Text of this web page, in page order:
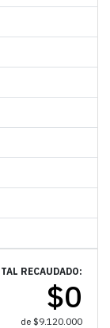
RECAUDADO:
$0
de$9.120.000